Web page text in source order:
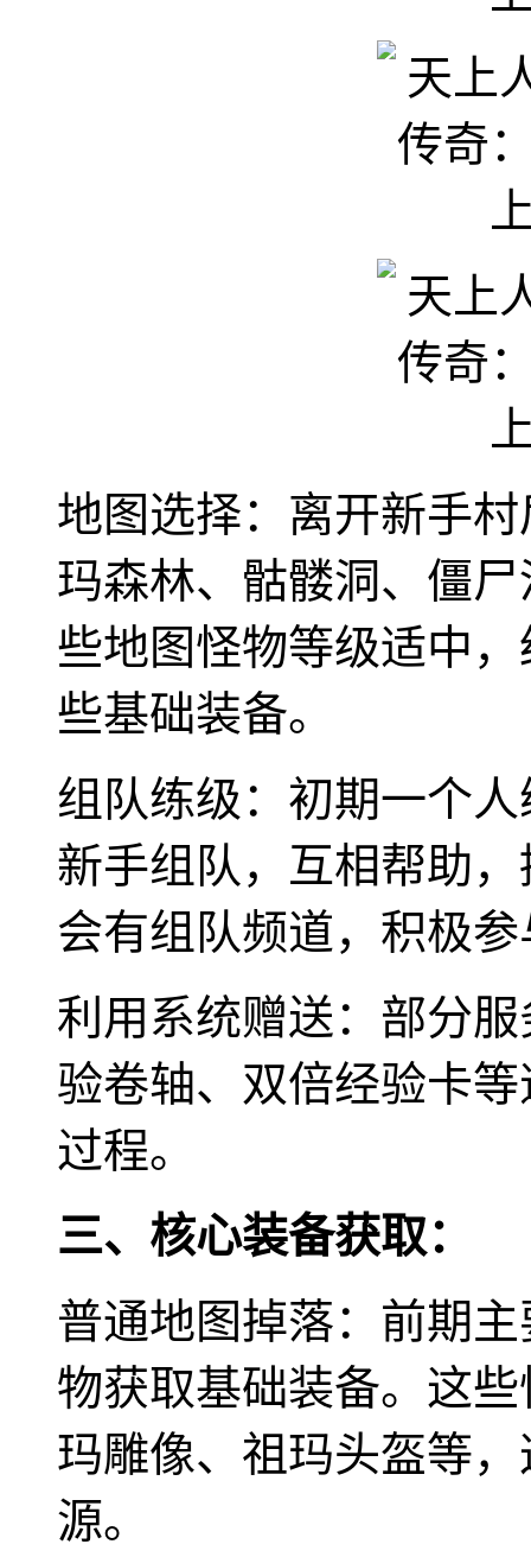
地图选择：离开新手
玛森林、骷髅洞、僵
些地图怪物等级适中
些基础装备。
组队练级：初期一个
新手组队，互相帮助
会有组队频道，积极参
利用系统赠送：部分
验卷轴、双倍经验卡
过程。
三、核心装备获取：
普通地图掉落：前期
物获取基础装备。这
玛雕像、祖玛头盔等
源。